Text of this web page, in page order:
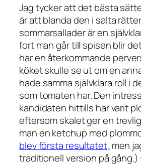
Jag tycker att det bästa
är att blanda den i salta
sommarsallader är en
fort man går till spisen blir
har en återkommande
köket skulle se ut om en
hade samma självklara roll i
som tomaten har. Den
kandidaten hittills har varit
eftersom skalet ger en
man en ketchup med
blev första resultatet, men
traditionell version på gång.)